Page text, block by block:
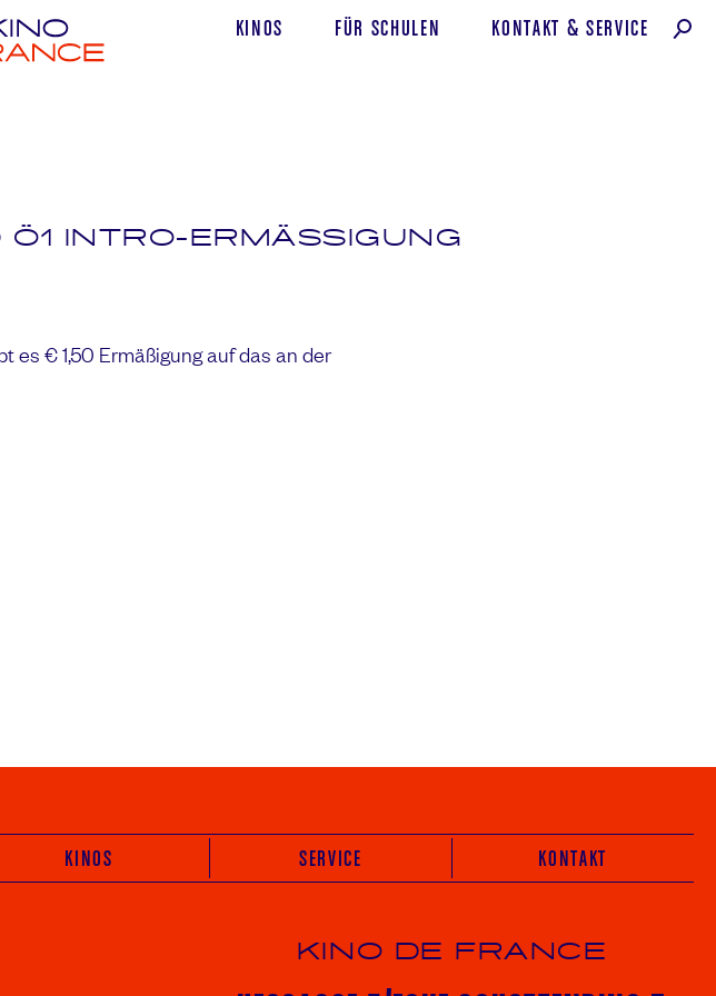
KINOS FÜR SCHULEN KONTAKT & SERVICE
INTRO-ERMÄSSIGUNG
es € 1,50 Ermäßigung auf das an der
KINOS SERVICE KONTAKT
KINO DE FRANCE